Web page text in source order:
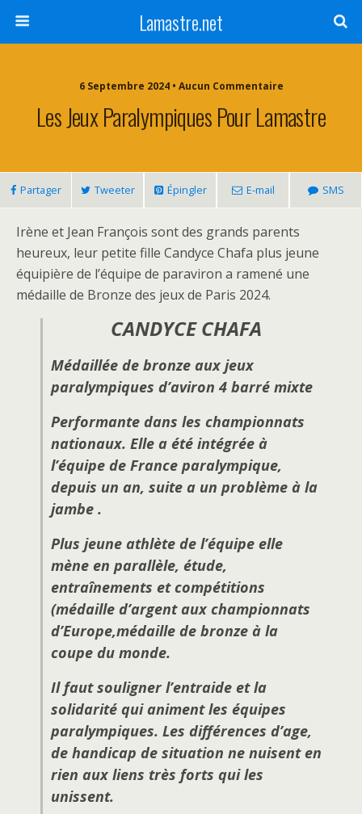
Lamastre.net
6 Septembre 2024 • Aucun Commentaire
Les Jeux Paralympiques Pour Lamastre
Partager Tweeter Épingler E-mail SMS
Irène et Jean François sont des grands parents
heureux, leur petite fille Candyce Chafa plus jeune
équipière de l’équipe de paraviron a ramené une
médaille de Bronze des jeux de Paris 2024.
CANDYCE CHAFA
Médaillée de bronze aux jeux
paralympiques d’aviron 4 barré mixte
Performante dans les championnats
nationaux. Elle a été intégrée à
l’équipe de France paralympique,
depuis un an, suite a un problème à la
jambe .
Plus jeune athlète de l’équipe elle
mène en parallèle, étude,
entraînements et compétitions
(médaille d’argent aux championnats
d’Europe,médaille de bronze à la
coupe du monde.
Il faut souligner l’entraide et la
solidarité qui animent les équipes
paralympiques. Les différences d’age,
de handicap de situation ne nuisent en
rien aux liens très forts qui les
unissent.